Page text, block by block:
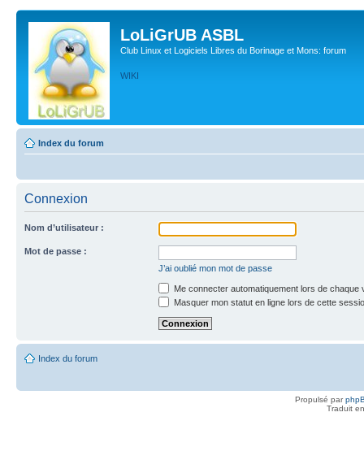
LoLiGrUB ASBL
Club Linux et Logiciels Libres du Borinage et Mons: forum
WIKI
Index du forum
Connexion
Nom d’utilisateur :
Mot de passe :
J’ai oublié mon mot de passe
Me connecter automatiquement lors de chaque
Masquer mon statut en ligne lors de cette
Index du forum
Propulsé par
Traduit